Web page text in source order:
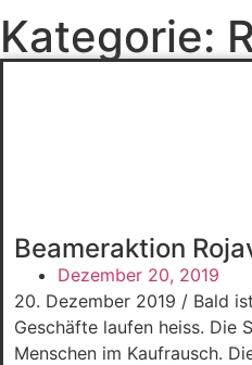
Kategorie:
Beameraktion
Dezember 20, 2019
20. Dezember 2019 / Bald
Geschäfte laufen heiss. Die
Menschen im Kaufrausch.